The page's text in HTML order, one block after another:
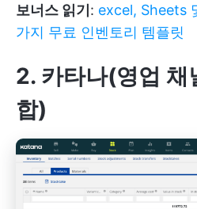
보너스 읽기: excel, Sheets
가지 무료 인벤토리 템플릿
2. 카타나(영업 채
합)